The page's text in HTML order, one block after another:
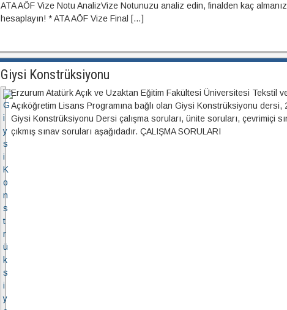
ATA AÖF Vize Notu AnalizVize Notunuzu analiz edin, finalden kaç
hesaplayın! * ATA AÖF Vize Final […]
Giysi Konstrüksiyonu
Erzurum Atatürk Açık ve Uzaktan Eğitim Fakültesi Üniversitesi Tekstil ve
Açıköğretim Lisans Programına bağlı olan Giysi Konstrüksiyonu dersi,
Giysi Konstrüksiyonu Dersi çalışma soruları, ünite soruları, çevrimiçi
çıkmış sınav soruları aşağıdadır. ÇALIŞMA SORULARI